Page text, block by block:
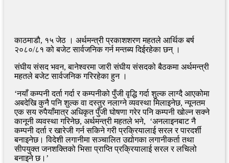
काठमाडौ, १५ जेठ । अर्थमन्त्री प्रकाशशरण महतले आर्थिक बर्ष
२०८०/८१ को बजेट सार्वजनिक गर्न मन्तब्य दिईरहेका छन् ।
संघीय संसद भवन, बानेश्वरमा जारी संघीय संसदको बैठकमा अर्थमन्त्री
महतले बजेट सार्वजनिक गरिरहेका हुन ।
‘नयाँ कम्पनी दर्ता गर्दा र कम्पनीको पुँजी वृद्धि गर्दा शुल्क लाग्दै आएकोमा
अबदेखि कुनै पनि शुल्क वा दस्तुर नलाग्ने व्यवस्था मिलाइनेछ, न्यूनतम
एक सय रुपैयाँमात्र अधिकृत पुँजी घोषणा गरेर पनि कम्पनी खोल्न सक्ने
कानूनी व्यवस्था गरिनेछ, अर्थमन्त्री महतले भने, ‘अनलाइनबाट नै
कम्पनी दर्ता र खारेजी गर्न सकिने गरी प्रक्रियालाई सरल र पारदर्शी
बनाइनेछ। विदेशी लगानीमा सञ्चालित उद्योगका लगानीकर्ता तथा
सीपयुक्त जनशक्तिको भिसा प्राप्ति प्रक्रियालाई सरल र लचिलो
बनाइने छ।’